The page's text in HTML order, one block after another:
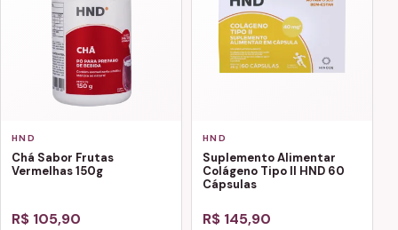
HND
Chá Sabor Frutas
Vermelhas 150g
R$ 105,90
HND
Suplemento Alimentar
Colágeno Tipo II HND 60
Cápsulas
R$ 145,90